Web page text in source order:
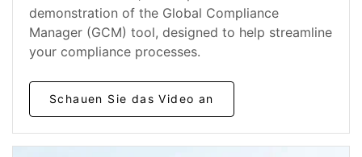
demonstration of the Global Compliance
Manager (GCM) tool, designed to help streamline
your compliance processes.
Schauen Sie das Video an